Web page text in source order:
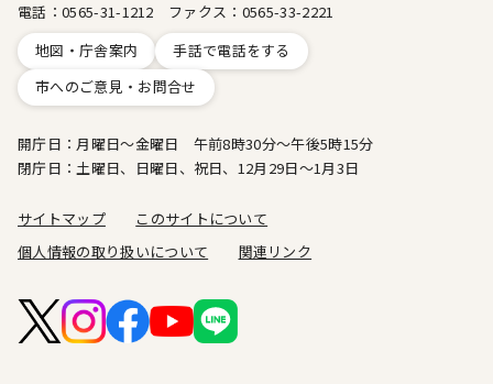
電話：0565-31-1212 ファクス：0565-33-2221
地図・庁舎案内
手話で電話をする
市へのご意見・お問合せ
開庁日：月曜日～金曜日 午前8時30分～午後5時15分
閉庁日：土曜日、日曜日、祝日、12月29日～1月3日
サイトマップ
このサイトについて
個人情報の取り扱いについて
関連リンク